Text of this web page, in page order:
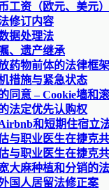
工资（欧元、美元）
修订内容
据处理法
、遗产继承
药物前体的法律框架
措施与紧急状态
同意 – Cookie墙和
法定优先认购权
和短期住宿立
与职业医生在捷克
与职业医生在捷克
大麻种植和分销的
国人居留法修正案